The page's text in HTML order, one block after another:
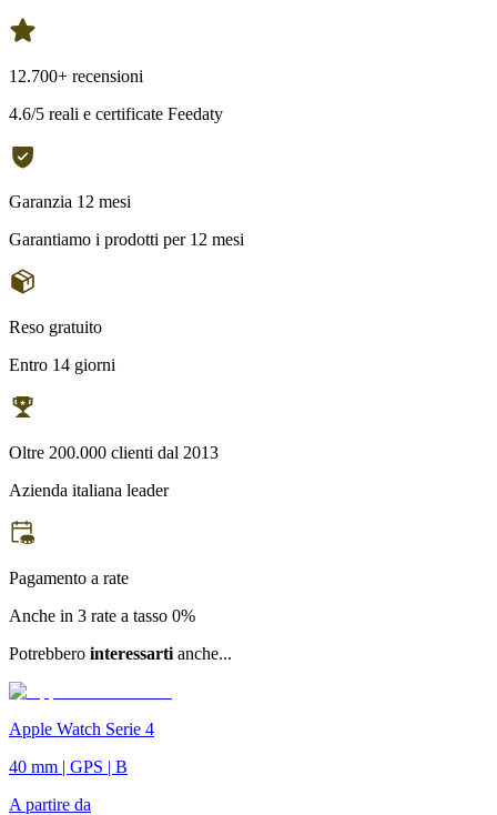
12.700+ recensioni
4.6/5 reali e certificate Feedaty
Garanzia 12 mesi
Garantiamo i prodotti per 12 mesi
Reso gratuito
Entro 14 giorni
Oltre 200.000 clienti dal 2013
Azienda italiana leader
Pagamento a rate
Anche in 3 rate a tasso 0%
Potrebbero interessarti anche...
Apple Watch Serie 4
40 mm | GPS | B
A partire da